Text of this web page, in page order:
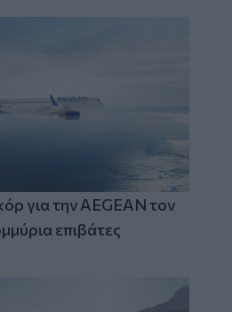
για την AEGEAN τον
επιβάτες